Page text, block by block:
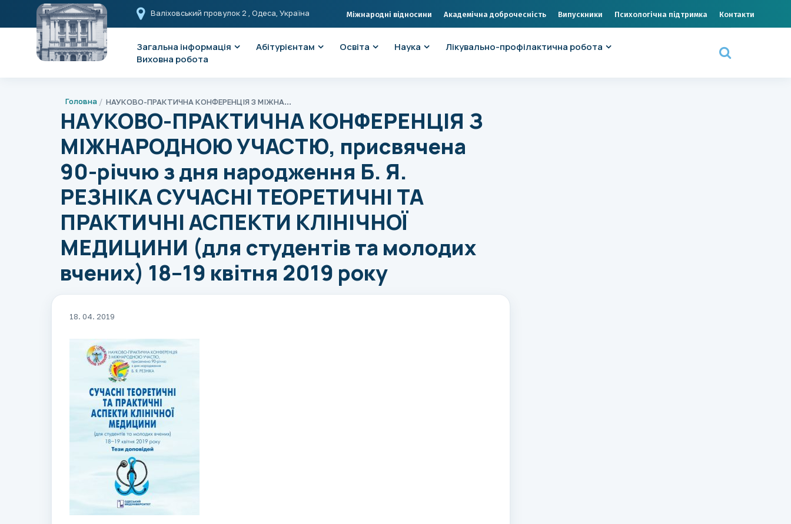
Валіховський провулок 2 , Одеса, Україна Міжнародні відносини Академічна доброчесність Випускники Психологічна підтримка Контакти
Загальна інформація Абітурієнтам Освіта Наука
Лікувально-профілактична робота
Виховна робота
Головна НАУКОВО-ПРАКТИЧНА КОНФЕРЕНЦІЯ З МІЖНАРОДНОЮ УЧАСТЮ, присвячена 90-річчю з дня народження Б. Я. РЕЗНІКА СУЧАСНІ ТЕОРЕТИЧНІ ТА ПРАКТИЧНІ АСПЕКТИ КЛІНІЧНОЇ МЕДИЦИНИ (для студентів та молодих вчених) 18–19 квітня 2019 року
НАУКОВО-ПРАКТИЧНА КОНФЕРЕНЦІЯ З
МІЖНАРОДНОЮ УЧАСТЮ, присвячена
90-річчю з дня народження Б. Я.
РЕЗНІКА СУЧАСНІ ТЕОРЕТИЧНІ ТА
ПРАКТИЧНІ АСПЕКТИ КЛІНІЧНОЇ
МЕДИЦИНИ (для студентів та молодих
вчених) 18–19 квітня 2019 року
18. 04. 2019